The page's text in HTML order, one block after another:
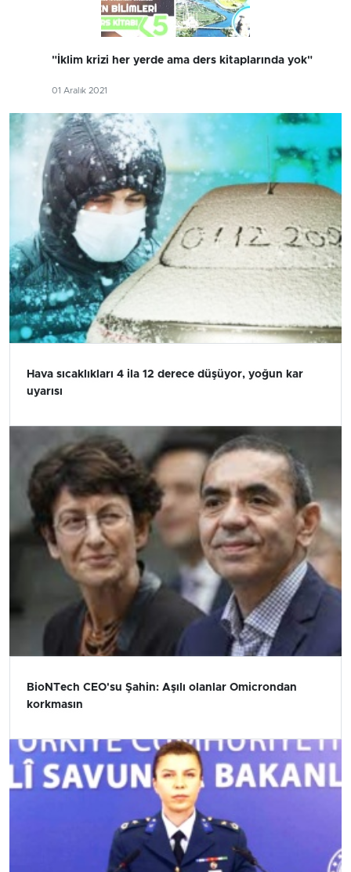
"İklim krizi her yerde ama ders kitaplarında yok"
01 Aralık 2021
Hava sıcaklıkları 4 ila 12 derece düşüyor, yoğun kar
uyarısı
BioNTech CEO'su Şahin: Aşılı olanlar Omicrondan
korkmasın